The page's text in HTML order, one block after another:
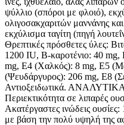
ψύλλιο (σπόροι με φλοιό),
ολιγοσακχαριτών μαννάνης
εκχύλισμα ταγίτη (πηγή
Θρεπτικές πρόσθετες ύλες:
1200 IU, Β-καροτένιο: 40 mg,
mg, E4 (Χαλκός): 8 mg, E5
(Ψευδάργυρος): 206 mg, E8
Αντιοξειδωτικά.
Περιεκτικότητα σε λιπαρές
Ακατέργαστες ινώδεις
με βάση την πολύ υψηλή της